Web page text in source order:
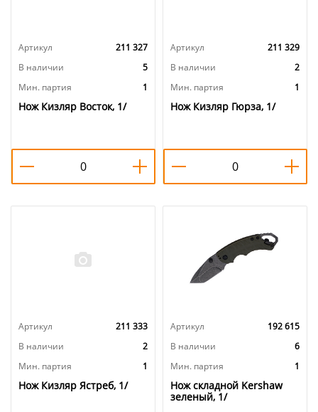
Артикул
211 327
В наличии
5
Мин. партия
1
Нож Кизляр Восток, 1/
Артикул
211 329
В наличии
2
Мин. партия
1
Нож Кизляр Гюрза, 1/
Артикул
211 333
В наличии
2
Мин. партия
1
Нож Кизляр Ястреб, 1/
Артикул
192 615
В наличии
6
Мин. партия
1
Нож складной Kershaw
зеленый, 1/